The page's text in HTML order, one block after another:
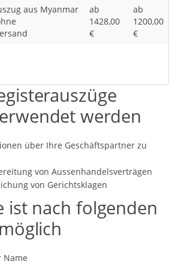
aus Myanmar
ab
1428,00
€
ab
1200,00
€
werden
über Ihre Geschäftspartner zu
von Aussenhandelsverträgen
von Gerichtsklagen
ist nach folgenden
Name